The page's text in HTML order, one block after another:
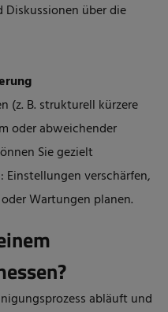
über die
(z. B. strukturell kürzere
oder abweichender
Sie gezielt
Einstellungen verschärfen,
Wartungen planen.
abläuft und